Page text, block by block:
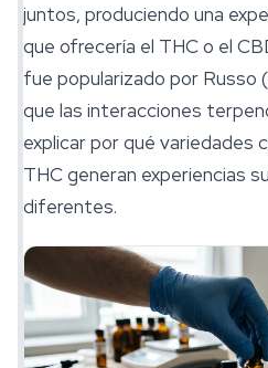
juntos, produciendo una
que ofrecería el THC o el
fue popularizado por Russo
que las interacciones
explicar por qué variedades
THC generan experiencias
diferentes.